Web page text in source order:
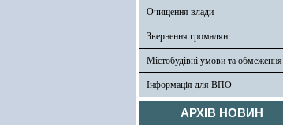
Очищення влади
Звернення громадян
Містобудівні умови та обмеження
Інформація для ВПО
АРХІВ НОВИН